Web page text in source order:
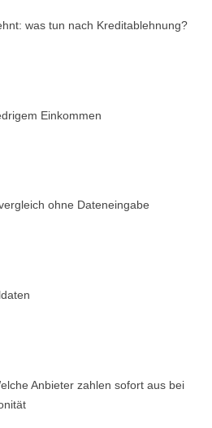
was tun nach Kreditablehnung?
Einkommen
ohne Dateneingabe
Anbieter zahlen sofort aus bei